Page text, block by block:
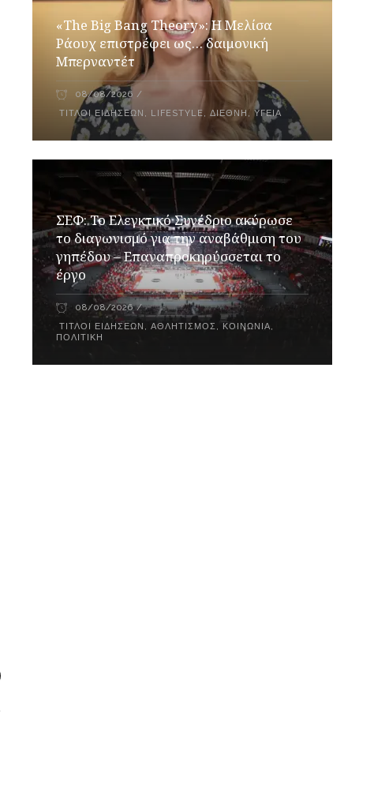
«The Big Bang Theory»: Η Μελίσα
Ράουχ επιστρέφει ως… δαιμονική
Μπερναντέτ
08/08/2026
ΤΊΤΛΟΙ ΕΙΔΉΣΕΩΝ , LIFESTYLE,ΔΙΕΘΝΉ ,ΥΓΕΊΑ
ΣΕΦ: Το Ελεγκτικό Συνέδριο ακύρωσε
το διαγωνισμό για την αναβάθμιση του
γηπέδου – Επαναπροκηρύσσεται το
έργο
08/08/2026
ΤΊΤΛΟΙ ΕΙΔΉΣΕΩΝ ,ΑΘΛΗΤΙΣΜΌΣ, ΚΟΙΝΩΝΊΑ,
ΠΟΛΙΤΙΚΉ